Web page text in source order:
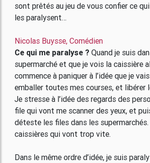
sont prêtés au jeu de vous confier ce
les paralysent…
Nicolas Buysse, Comédien
Ce qui me paralyse ? Quand je suis
supermarché et que je vois la caissière
commence à paniquer à l’idée que je
emballer toutes mes courses, et libérer
Je stresse à l’idée des regards des
file qui vont me scanner des yeux, et
déteste les files dans les
caissières qui vont trop vite.
Dans le même ordre d’idée, je suis